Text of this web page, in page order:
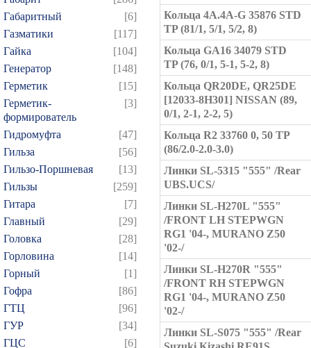
Габаритный
[6]
Газматики
[117]
Гайка
[104]
Генератор
[148]
Герметик
[15]
Герметик-
формирователь
[3]
Гидромуфта
[47]
Гильза
[56]
Гильзо-Поршневая
[13]
Гильзы
[259]
Гитара
[7]
Главный
[29]
Головка
[28]
Горловина
[14]
Горный
[1]
Гофра
[86]
ГТЦ
[96]
ГУР
[34]
ГЦC
[6]
Кольца 4A.4A-G 35876 STD
TP (81/1, 5/1, 5/2, 8)
Кольца GA16 34079 STD
TP (76, 0/1, 5-1, 5-2, 8)
Кольца QR20DE, QR25DE
[12033-8H301] NISSAN (89,
0/1, 2-1, 2-2, 5)
Кольца R2 33760 0, 50 TP
(86/2.0-2.0-3.0)
Линки SL-5315 "555" /Rear
UBS.UCS/
Линки SL-H270L "555"
/FRONT LH STEPWGN
RG1 '04-, MURANO Z50
'02-/
Линки SL-H270R "555"
/FRONT RH STEPWGN
RG1 '04-, MURANO Z50
'02-/
Линки SL-S075 "555" /Rear